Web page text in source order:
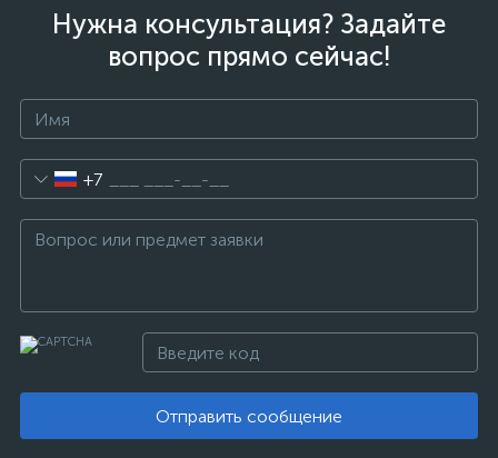
Нужна консультация? Задайте
вопрос прямо сейчас!
+7
Отправить сообщение